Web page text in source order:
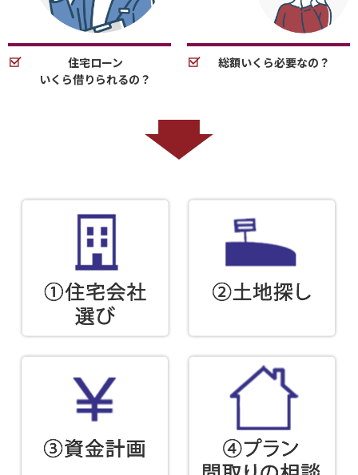
住宅ローン
いくら借りられるの？
総額いくら必要なの？